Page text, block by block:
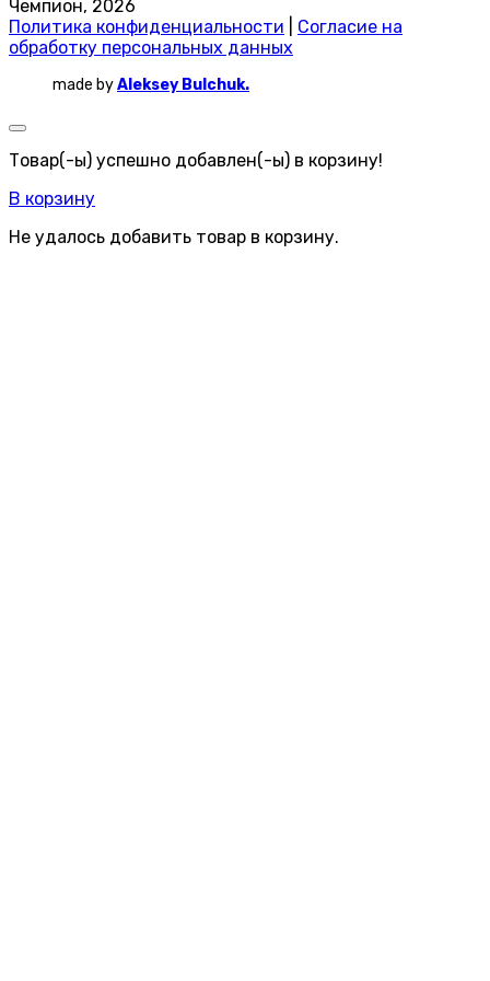
Чемпион, 2026
Политика конфиденциальности
Согласие на
обработку персональных данных
made byAleksey Bulchuk.
Товар(-ы) успешно добавлен(-ы) в корзину!
В корзину
Не удалось добавить товар в корзину.